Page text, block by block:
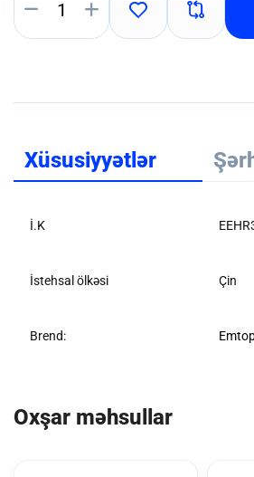
Xüsusiyyətlər
İ.K
İstehsal ölkəsi Çin
Brend:
Oxşar məhsullar